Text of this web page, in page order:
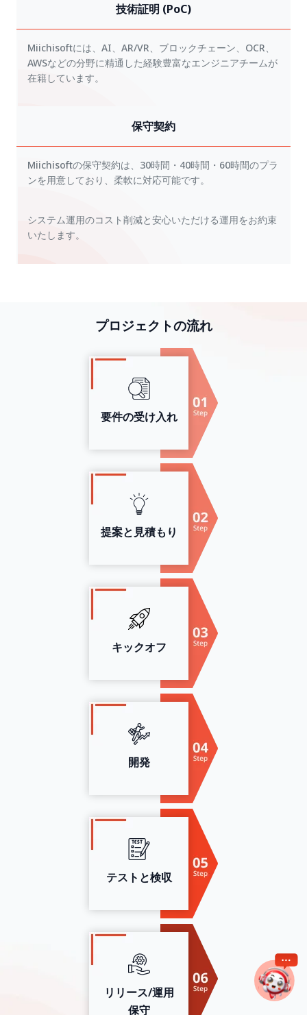
技術証明 (PoC)
Miichisoftには、AI、AR/VR、ブロックチェーン、OCR、
AWSなどの分野に精通した経験豊富なエンジニアチームが
在籍しています。
保守契約
Miichisoftの保守契約は、30時間・40時間・60時間のプラ
ンを用意しており、柔軟に対応可能です。
システム運用のコスト削減と安心いただける運用をお約束
いたします。
プロジェクトの流れ​
要件の受け入れ
提案と見積もり
キックオフ
開発
テストと検収
リリース/運用
保守